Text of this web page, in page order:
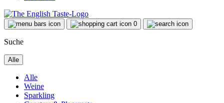
0
Suche
Alle
Alle
Weine
Sparkling